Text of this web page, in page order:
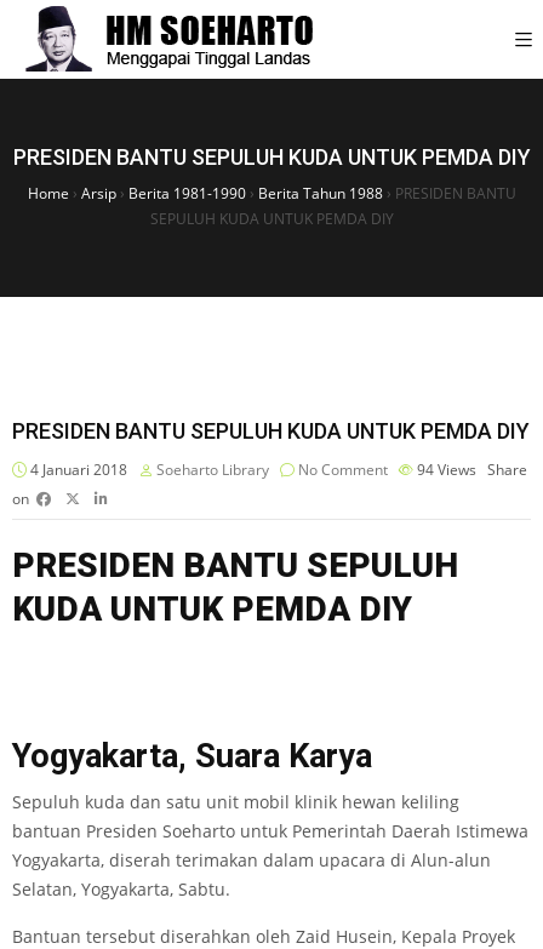
PRESIDEN BANTU SEPULUH KUDA UNTUK PEMDA DIY
Home › Arsip› Berita 1981-1990› Berita Tahun 1988› PRESIDEN BANTU
SEPULUH KUDA UNTUK PEMDA DIY
PRESIDEN BANTU SEPULUH KUDA UNTUK PEMDA DIY
4 Januari 2018 Soeharto Library No Comment 94Views Share
on
PRESIDEN BANTU SEPULUH
KUDA UNTUK PEMDA DIY
Yogyakarta, Suara Karya
Sepuluh kuda dan satu unit mobil klinik hewan keliling
bantuan Presiden Soeharto untuk Pemerintah Daerah Istimewa
Yogyakarta, diserah terimakan dalam upacara di Alun-alun
Selatan, Yogyakarta, Sabtu.
Bantuan tersebut diserahkan oleh Zaid Husein, Kepala Proyek